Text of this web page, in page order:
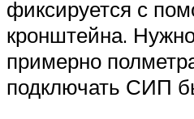
фиксируется с
кронштейна.
примерно
подключать СИП